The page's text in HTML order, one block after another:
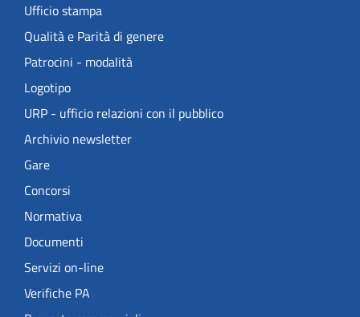
Ufficio stampa
Qualità e Parità di genere
Patrocini - modalità
Logotipo
URP - ufficio relazioni con il pubblico
Archivio newsletter
Gare
Concorsi
Normativa
Documenti
Servizi on-line
Verifiche PA